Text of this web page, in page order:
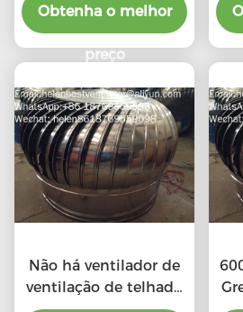
pelo vento, para
oficina de aço
inoxidável
Obtenha o melhor
preço
Não há ventilador de
ventilação de telhado